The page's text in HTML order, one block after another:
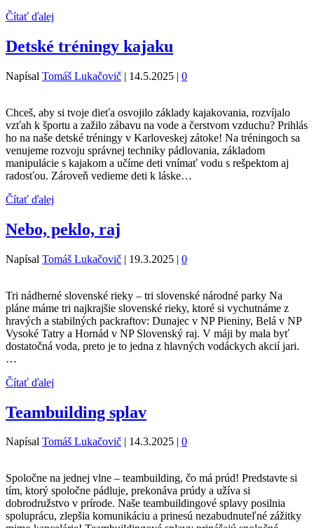
Čítať ďalej
Detské tréningy kajaku
Napísal Tomáš Lukačovič | 14.5.2025 | 0
Chceš, aby si tvoje dieťa osvojilo základy kajakovania, rozvíjalo
vzťah k športu a zažilo zábavu na vode a čerstvom vzduchu? Prihlás
ho na naše detské tréningy v Karloveskej zátoke! Na tréningoch sa
venujeme rozvoju správnej techniky pádlovania, základom
manipulácie s kajakom a učíme deti vnímať vodu s rešpektom aj
radosťou. Zároveň vedieme deti k láske…
Čítať ďalej
Nebo, peklo, raj
Napísal Tomáš Lukačovič | 19.3.2025 | 0
Tri nádherné slovenské rieky – tri slovenské národné parky Na
pláne máme tri najkrajšie slovenské rieky, ktoré si vychutnáme z
hravých a stabilných packraftov: Dunajec v NP Pieniny, Belá v NP
Vysoké Tatry a Hornád v NP Slovenský raj. V máji by mala byť
dostatočná voda, preto je to jedna z hlavných vodáckych akcií jari.
…
Čítať ďalej
Teambuilding splav
Napísal Tomáš Lukačovič 14.3.2025 0
Spoločne na jednej vlne – teambuilding, čo má prúd! Predstavte si
tím, ktorý spoločne pádluje, prekonáva prúdy a užíva si
dobrodružstvo v prírode. Naše teambuildingové splavy posilnia
spoluprácu, zlepšia komunikáciu a prinesú nezabudnuteľné zážitky